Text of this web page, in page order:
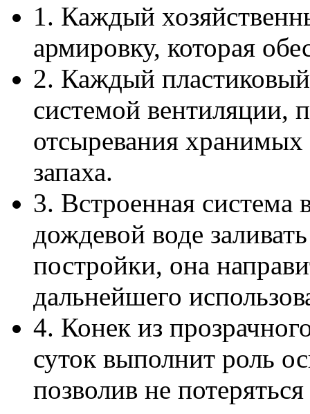
1. Каждый
армировку, которая
2. Каждый
системой вентиляции,
отсыревания хранимых
запаха.
3. Встроенная система
дождевой воде
постройки, она
дальнейшего
4. Конек из
суток выполнит роль
позволив не